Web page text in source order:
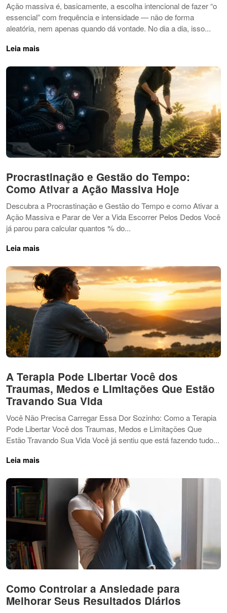
Ação massiva é, basicamente, a escolha intencional de fazer “o
essencial” com frequência e intensidade — não de forma
aleatória, nem apenas quando dá vontade. No dia a dia, isso...
Leia mais
Procrastinação e Gestão do Tempo:
Como Ativar a Ação Massiva Hoje
Descubra a Procrastinação e Gestão do Tempo e como Ativar a
Ação Massiva e Parar de Ver a Vida Escorrer Pelos Dedos Você
já parou para calcular quantos % do...
Leia mais
A Terapia Pode Libertar Você dos
Traumas, Medos e Limitações Que Estão
Travando Sua Vida
Você Não Precisa Carregar Essa Dor Sozinho: Como a Terapia
Pode Libertar Você dos Traumas, Medos e Limitações Que
Estão Travando Sua Vida Você já sentiu que está fazendo tudo...
Leia mais
Como Controlar a Ansiedade para
Melhorar Seus Resultados Diários